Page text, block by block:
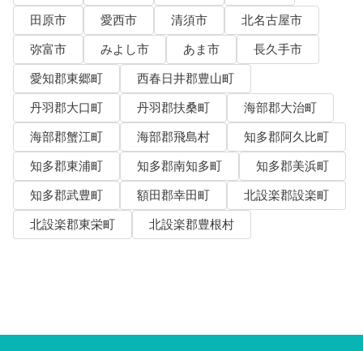
田原市
愛西市 清須市
北名古屋市
弥富市
みよし市 あま市
長久手市
愛知郡東郷町
西春日井郡豊山町
丹羽郡大口町
丹羽郡扶桑町
海部郡大治町
海部郡蟹江町
海部郡飛島村
知多郡阿久比町
知多郡東浦町
知多郡南知多町
知多郡美浜町
知多郡武豊町
額田郡幸田町
北設楽郡設楽町
北設楽郡東栄町
北設楽郡豊根村